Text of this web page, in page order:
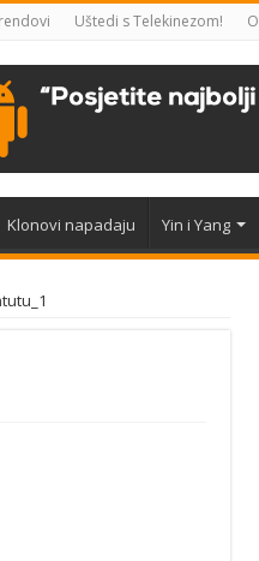
Uštedi s Telekinezom!
Klonovi napadaju Yin i Yang